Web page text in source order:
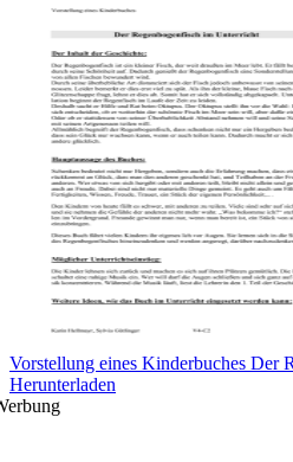
Vorstellung eines Kinderbuches Der
Herunterladen